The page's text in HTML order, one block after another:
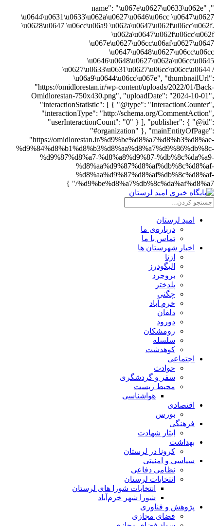
", "name": "\u067e\u0627\u0633\u062e
\u0644\u0631\u0633\u062a\u0627\u0646\u06cc \u0647\u0627
\u0628\u0647 \u06cc\u06a9 \u062a\u0647\u062f\u06cc\u062f.
\u062a\u0647\u062f\u06cc\u062f
\u067e\u0627\u06cc\u06af\u0627\u0647
\u0647\u0648\u0627\u06cc\u06cc
\u0646\u0648\u0627\u062a\u06cc\u0645
\u0627\u0633\u0631\u0627\u06cc\u06cc\u0644 /
\u06a9\u0644\u06cc\u067e", "thumbnailUrl":
"https://omidlorestan.ir/wp-content/uploads/2022/01/Back-
Omidlorestan-750x430.png", "uploadDate": "2024-10-01",
"interactionStatistic": [ { "@type": "InteractionCounter",
"interactionType": "http://schema.org/CommentAction",
"userInteractionCount": "0" } ], "publisher": { "@id":
"#organization" }, "mainEntityOfPage":
"https://omidlorestan.ir/%d9%be%d8%a7%d8%b3%d8%ae-
%d9%84%d8%b1%d8%b3%d8%aa%d8%a7%d9%86%db%8c-
%d9%87%d8%a7-%d8%a8%d9%87-%db%8c%da%a9-
%d8%aa%d9%87%d8%af%db%8c%d8%af-
%d8%aa%d9%87%d8%af%db%8c%d8%af-
%d9%be%d8%a7%db%8c%da%af%d8%a7/" }
امید لرستان
درباره‌ی ما
تماس با ما
اخبار شهرستان ها
ازنا
الیگودرز
بروجرد
پلدختر
چگنی
خرم آباد
دلفان
دورود
رومشکان
سلسله
کوهدشت
اجتماعی
حوادث
سفر و گردشگری
محیط زیست
هواشناسی
اقتصادی
بورس
فرهنگی
ایثار شهادت
بهداشت
کرونا در لرستان
سیاسی و امنیتی
نظامی دفاعی
انتخابات لرستان
انتخابات شورا های لرستان
شورا شهر خرم‌آباد
پژوهش و فناوری
فضای مجازی